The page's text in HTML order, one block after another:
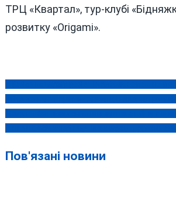
ТРЦ «Квартал», тур-клубі
розвитку «Origami».
Навігація
записів
Пов'язані новини